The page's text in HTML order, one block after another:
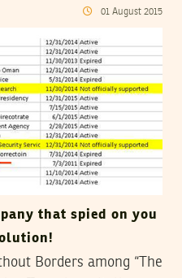
01 August 2015
that spied on you
Borders among “The